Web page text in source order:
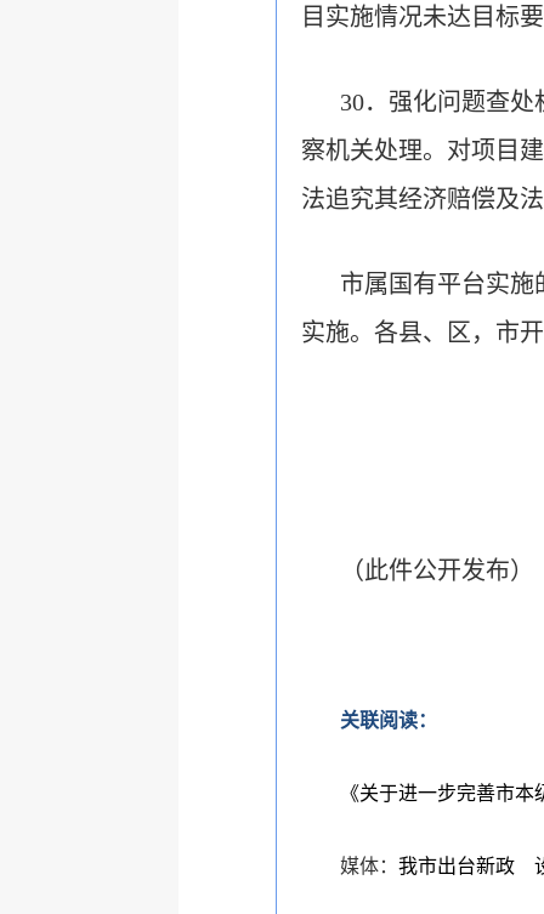
目实施情况未达目标
30．强化问题查
察机关处理。对项目
法追究其经济赔偿及
市属国有平台实
实施。各县、区，市
（此件公开发布）
关联阅读：
《关于进一步完善市
媒体： 我市出台新政